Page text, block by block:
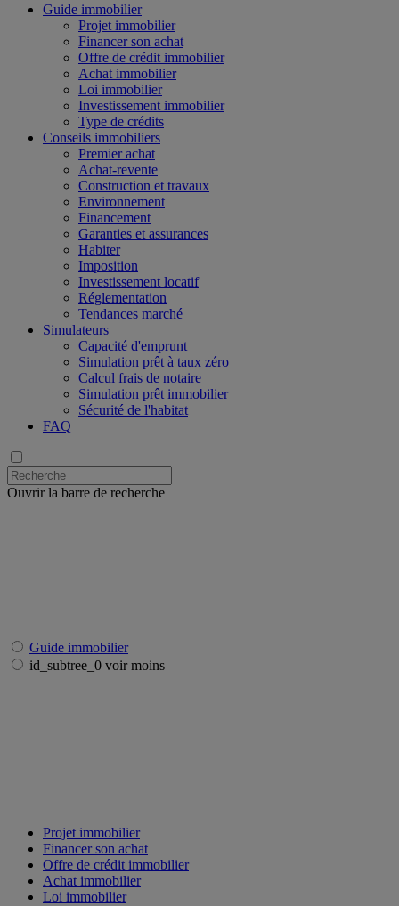
Guide immobilier
Projet immobilier
Financer son achat
Offre de crédit immobilier
Achat immobilier
Loi immobilier
Investissement immobilier
Type de crédits
Conseils immobiliers
Premier achat
Achat-revente
Construction et travaux
Environnement
Financement
Garanties et assurances
Habiter
Imposition
Investissement locatif
Réglementation
Tendances marché
Simulateurs
Capacité d'emprunt
Simulation prêt à taux zéro
Calcul frais de notaire
Simulation prêt immobilier
Sécurité de l'habitat
FAQ
Ouvrir la barre de recherche
Guide immobilier
id_subtree_0 voir moins
Projet immobilier
Financer son achat
Offre de crédit immobilier
Achat immobilier
Loi immobilier